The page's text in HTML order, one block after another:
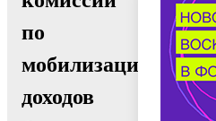
по
мобилизации
доходов